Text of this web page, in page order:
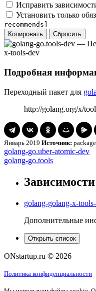
Исправить
Установить только
recommends]
Копировать
Сбросить
Подробная
Переходный пакет для
http://golang.org/x/
Январь 2019 Источник:
Навигация
по
записям
golang-
go.uber-
golang-go.uber-atomic-dev
golang-
golang-go.tools
golang-golang-x-
Дополнительные
Открыть список
ONstartup.ru © 2026
Политика конфиденциальности